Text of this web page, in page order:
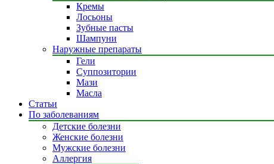
Кремы
Лосьоны
Зубные пасты
Шампуни
Наружные препараты
Гели
Суппозитории
Мази
Масла
Статьи
По заболеваниям
Детские болезни
Женские болезни
Мужские болезни
Аллергия